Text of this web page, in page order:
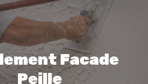
Facade
Peille